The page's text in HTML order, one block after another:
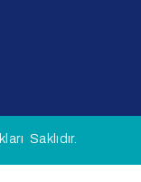
Saklıdır.